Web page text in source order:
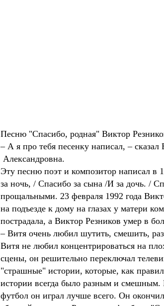
Песню "Спасибо, родная" Виктор
– А я про тебя песенку написал, –
Александровна.
Эту песню поэт и композитор написал в
за ночь, / Спасибо за сына /И за дочь. /
прощальными. 23 февраля 1992 года
на подъезде к дому на глазах у матери
пострадала, а Виктор Резников умер в
– Витя очень любил шутить, смешить,
Витя не любил концентрироваться на
сцены, он решительно переключал
"страшные" истории, которые, как
истории всегда было разным и смешным.
футбол он играл лучше всего. Он